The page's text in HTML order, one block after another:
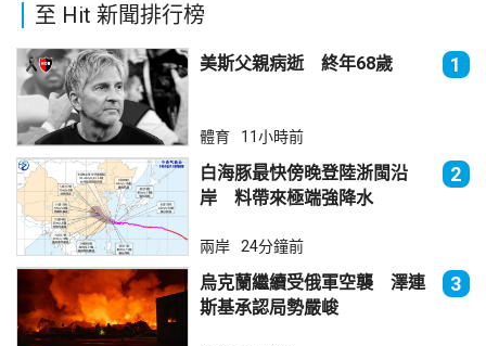
至 Hit 新聞排行榜
美斯父親病逝 終年68歲 1
體育 11小時前
白海豚最快傍晚登陸浙閩沿
岸 料帶來極端強降水
2
兩岸 24分鐘前
烏克蘭繼續受俄軍空襲 澤連
斯基承認局勢嚴峻
3